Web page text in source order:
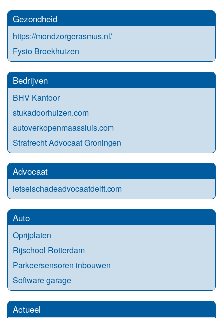
Gezondheid
https://mondzorgerasmus.nl/
Fysio Broekhuizen
Bedrijven
BHV Kantoor
stukadoorhuizen.com
autoverkopenmaassluis.com
Strafrecht Advocaat Groningen
Advocaat
letselschadeadvocaatdelft.com
Auto
Oprijplaten
Rijschool Rotterdam
Parkeersensoren inbouwen
Software garage
Actueel